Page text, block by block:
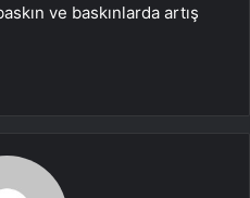
ve baskınlarda artış